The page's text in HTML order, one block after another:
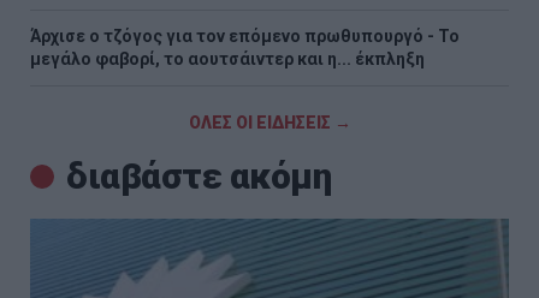
Άρχισε ο τζόγος για τον επόμενο πρωθυπουργό - Το
μεγάλο φαβορί, το αουτσάιντερ και η... έκπληξη
ΟΛΕΣ ΟΙ ΕΙΔΗΣΕΙΣ →
διαβάστε ακόμη